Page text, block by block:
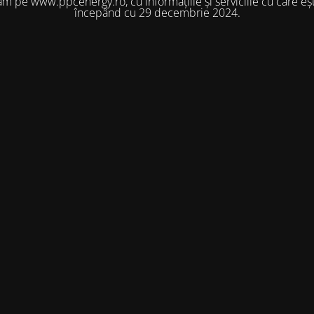
începând cu 29 decembrie 2024.